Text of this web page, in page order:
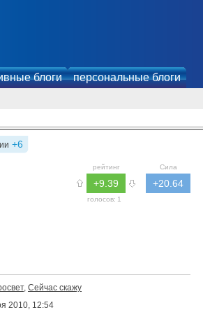
блоги персональные блоги
+6
Сила
+20.64
рейтинг
+9.39
голосов: 1
, Сейчас скажу
2010, 12:54